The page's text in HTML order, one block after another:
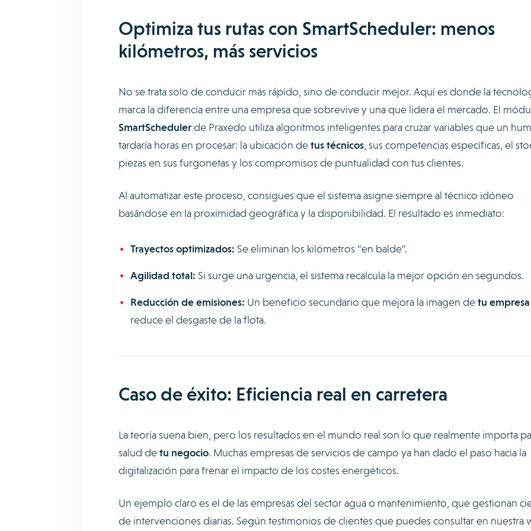
Optimiza tus rutas con SmartScheduler: menos
kilómetros, más servicios
No se trata solo de conducir más rápido, sino de conducir mejor. Aquí es donde la
marca la diferencia entre una empresa que sobrevive y una que lidera el mercado. El
SmartSchedulerde Praxedo utiliza algoritmos inteligentes para cruzar variables que un
tardaría horas en procesar: la ubicación detus técnicos, sus competencias específicas, el
piezas en sus furgonetas y los compromisos de puntualidad con tus clientes.
Al automatizar este proceso, consigues que el sistema asigne siempre al técnico idóneo
basándose en la proximidad geográfica y la disponibilidad. El resultado es inmediato:
Trayectos optimizados: Se eliminan los kilómetros “en balde”.
Agilidad total: Si surge una urgencia, el sistema recalcula la mejor opción en segundos.
Reducción de emisiones: Un beneficio secundario que mejora la imagen detu empresa
reduce el desgaste de la flota.
Caso de éxito: Eficiencia real en carretera
La teoría suena bien, pero los resultados en el mundo real son lo que realmente importa
salud detu negocio. Muchas empresas de servicios de campo ya han dado el paso hacia la
digitalización para frenar el impacto de los costes energéticos.
Un ejemplo claro es el de las empresas del sector agua o mantenimiento, que gestionan
de intervenciones diarias. Según testimonios de clientes que puedes consultar en nuestra